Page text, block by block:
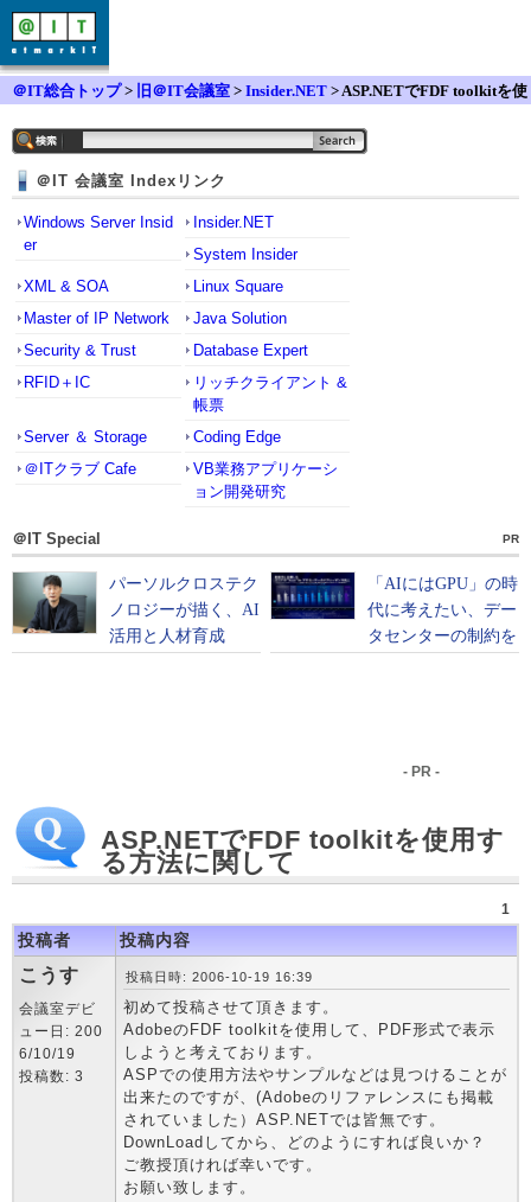
＠IT総合トップ> 旧＠IT会議室 > Insider.NET > ASP.NETでFDF toolkitを使
＠IT 会議室 Indexリンク
Windows Server Insid
er
Insider.NET
System Insider
XML & SOA
Linux Square
Master of IP Network
Java Solution
Security & Trust
Database Expert
RFID＋IC
リッチクライアント &
帳票
Server ＆ Storage
Coding Edge
＠ITクラブ Cafe
VB業務アプリケーシ
ョン開発研究
＠IT Special PR
- PR -
ASP.NETでFDF toolkitを使用す
る方法に関して
1
投稿者 投稿内容
こうす
会議室デビ
ュー日: 200
6/10/19
投稿数: 3
投稿日時: 2006-10-19 16:39
初めて投稿させて頂きます。
AdobeのFDF toolkitを使用して、PDF形式で表示
しようと考えております。
ASPでの使用方法やサンプルなどは見つけることが
出来たのですが、(Adobeのリファレンスにも掲載
されていました）ASP.NETでは皆無です。
DownLoadしてから、どのようにすれば良いか？
ご教授頂ければ幸いです。
お願い致します。